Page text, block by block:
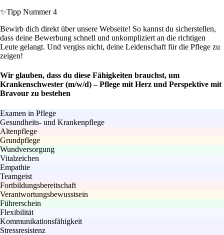
✨Tipp Nummer 4
Bewirb dich direkt über unsere Webseite! So kannst du sicherstellen,
dass deine Bewerbung schnell und unkompliziert an die richtigen
Leute gelangt. Und vergiss nicht, deine Leidenschaft für die Pflege zu
zeigen!
Wir glauben, dass du diese Fähigkeiten brauchst, um
Krankenschwester (m/w/d) – Pflege mit Herz und Perspektive mit
Bravour zu bestehen
Examen in Pflege
Gesundheits- und Krankenpflege
Altenpflege
Grundpflege
Wundversorgung
Vitalzeichen
Empathie
Teamgeist
Fortbildungsbereitschaft
Verantwortungsbewusstsein
Führerschein
Flexibilität
Kommunikationsfähigkeit
Stressresistenz